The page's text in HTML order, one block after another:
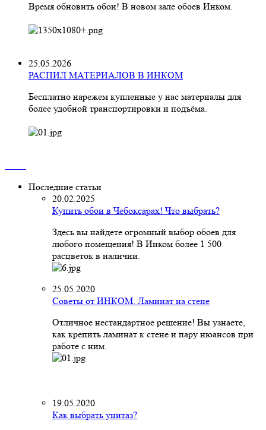
Время обновить обои! В новом зале обоев Инком.
25.05.2026
РАСПИЛ МАТЕРИАЛОВ В ИНКОМ
Бесплатно нарежем купленные у нас материалы для
более удобной транспортировки и подъёма.
Последние статьи
20.02.2025
Купить обои в Чебоксарах! Что выбрать?
Здесь вы найдете огромный выбор обоев для
любого помещения! В Инком более 1 500
расцветок в наличии.
25.05.2020
Советы от ИНКОМ. Ламинат на стене
Отличное нестандартное решение! Вы узнаете,
как крепить ламинат к стене и пару нюансов при
работе с ним.
19.05.2020
Как выбрать унитаз?